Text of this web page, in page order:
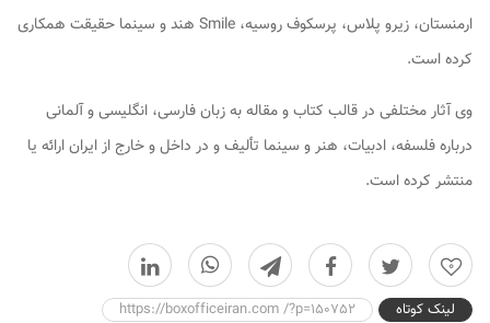
ارمنستان، زیرو پلاس، پرسکوف روسیه، Smile هند و سینما حقیقت همکاری
کرده است.
وی آثار مختلفی در قالب کتاب و مقاله به زبان فارسی، انگلیسی و آلمانی
درباره فلسفه، ادبیات، هنر و سینما تألیف و در داخل و خارج از ایران ارائه یا
منتشر کرده است.
0
لینک کوتاه
https://boxofficeiran.com /?p=150752